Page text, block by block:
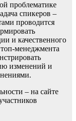
проблематике
спикеров –
проводится
и качественного
менеджмента
изменений и
– на сайте